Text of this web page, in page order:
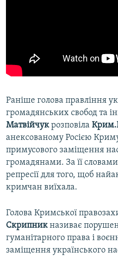
Раніше голова правління
громадянських свобод та
Матвійчукрозповіла
анексованому Росією
примусового заміщення
громадянами. За її
репресії для того, щоб
кримчан виїхала.
Голова Кримської
Скрипникназиває
гуманітарного права і
заміщення українського